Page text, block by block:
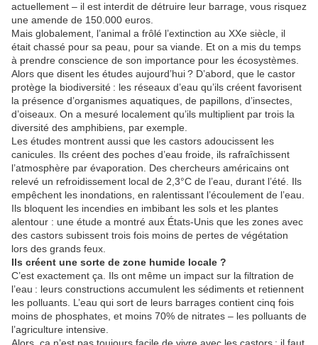
actuellement – il est interdit de détruire leur barrage, vous risquez
une amende de 150.000 euros.
Mais globalement, l’animal a frôlé l’extinction au XXe siècle, il
était chassé pour sa peau, pour sa viande. Et on a mis du temps
à prendre conscience de son importance pour les écosystèmes.
Alors que disent les études aujourd’hui ? D’abord, que le castor
protège la biodiversité : les réseaux d’eau qu’ils créent favorisent
la présence d’organismes aquatiques, de papillons, d’insectes,
d’oiseaux. On a mesuré localement qu’ils multiplient par trois la
diversité des amphibiens, par exemple.
Les études montrent aussi que les castors adoucissent les
canicules. Ils créent des poches d’eau froide, ils rafraîchissent
l’atmosphère par évaporation. Des chercheurs américains ont
relevé un refroidissement local de 2,3°C de l’eau, durant l’été. Ils
empêchent les inondations, en ralentissant l’écoulement de l’eau.
Ils bloquent les incendies en imbibant les sols et les plantes
alentour : une étude a montré aux États-Unis que les zones avec
des castors subissent trois fois moins de pertes de végétation
lors des grands feux.
Ils créent une sorte de zone humide locale ?
C’est exactement ça. Ils ont même un impact sur la filtration de
l’eau : leurs constructions accumulent les sédiments et retiennent
les polluants. L’eau qui sort de leurs barrages contient cinq fois
moins de phosphates, et moins 70% de nitrates – les polluants de
l’agriculture intensive.